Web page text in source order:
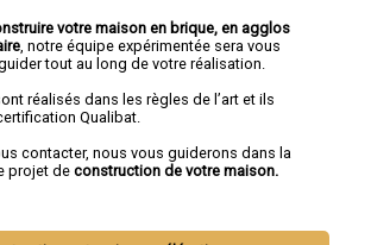
votre maison en brique, en agglos
, notre équipe expérimentée sera vous
tout au long de votre réalisation.
réalisés dans les règles de l’art et ils
Qualibat.
contacter, nous vous guiderons dans la
projet de construction de votre maison.